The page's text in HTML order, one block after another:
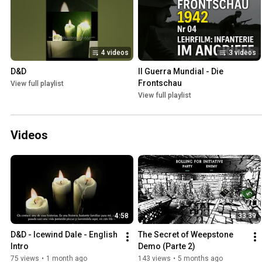
4 videos
D&D
View full playlist
3 videos
II Guerra Mundial - Die
Frontschau
View full playlist
Videos
4:58
D&D - Icewind Dale - English
Intro
75 views • 1 month ago
33:39
The Secret of Weepstone
Demo (Parte 2)
143 views • 5 months ago